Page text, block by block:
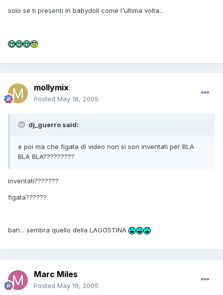
solo se ti presenti in babydoll come l'ultima volta...
mollymix
Posted May 18, 2005
dj_guerro said:
e poi ma che figata di video non si son inventati per BLA
BLA BLA?????????
inventati???????
figata??????
bah... sembra quello della LAGOSTINA
Marc Miles
Posted May 19, 2005